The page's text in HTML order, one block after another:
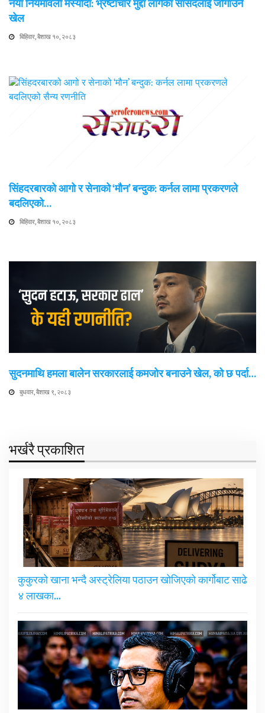
नयाँ नियमावली मस्यौदा: भ्रष्टाचार मुद्दा लागेका सांसदलाई जोगाउने
खेल
बिहिवार, बैशाख १०, २०८३
सिंहदरबारको आगो र सेनाको ‘मौन’ बन्दुक: कर्नल लामा प्रकरणले
बदलिएको…
बिहिवार, बैशाख १०, २०८३
सुदनमाथि हमला बालेन सरकारलाई कमजोर बनाउने खेल, को छ पर्दा…
बुधवार, बैशाख ९, २०८३
भर्खरै प्रकाशित
कुकुरको खाना भन्दै अस्ट्रेलिया पठाउन खोजिएको कार्गोबाट साढे
४ लाखका…